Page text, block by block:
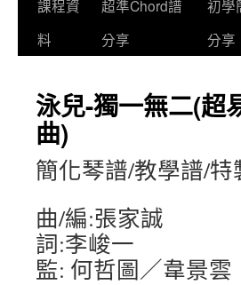
課程資
料
超準Chord譜
分享
初學
分享
泳兒-獨一無二(超
曲)
簡化琴譜/教學譜/
曲/編:張家誠
詞:李峻一
監: 何哲圖／韋景雲